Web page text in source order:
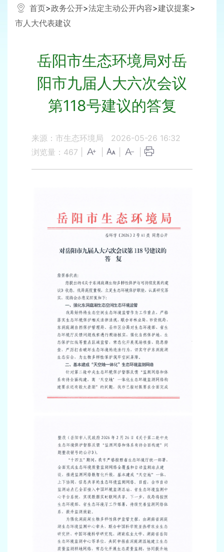
首页>政务公开>法定主动公开内容>建议提案>
市人大代表建议
岳阳市生态环境局对岳
阳市九届人大六次会议
第118号建议的答复
来源：市生态环境局
2026-05-26 16:32
浏览量： 467